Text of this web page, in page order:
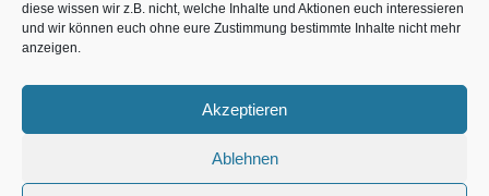
diese wissen wir z.B. nicht, welche Inhalte und Aktionen euch interessieren
und wir können euch ohne eure Zustimmung bestimmte Inhalte nicht mehr
anzeigen.
Akzeptieren
Ablehnen
Zahnarzt München
www.estaregistrierung.org – ESTA
©familös - dieTestfamilie -